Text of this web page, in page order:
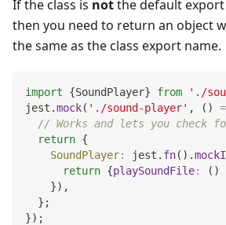
If the class is notthe default
then you need to return an object
the same as the class export name.
import {SoundPlayer} from './
jest .mock( './sound-player' , ( )
// Works and lets you check
return {
SoundPlayer: jest . fn( ) .
return {playSoundFile: ( )
}) ,
} ;
}) ;